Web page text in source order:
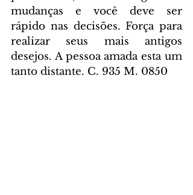
mudanças e você deve ser
rápido nas decisões. Força para
realizar seus mais antigos
desejos. A pessoa amada esta um
tanto distante. C. 935 M. 0850